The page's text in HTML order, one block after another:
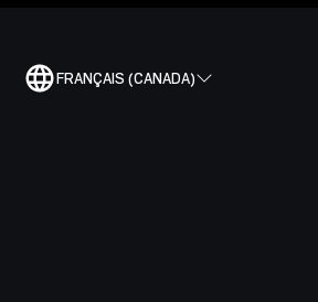
FRANÇAIS (CANADA)